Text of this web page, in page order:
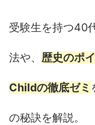
受験生を持つ40
法や、 歴史のポ
Childの徹底ゼミ
の秘訣を解説。